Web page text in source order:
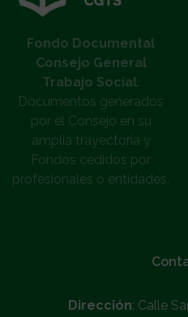
Fondo Documental
Consejo General
Trabajo Social.
Documentos generados
por el Consejo en su
amplia trayectoria y
Fondos cedidos por
profesionales o entidades.
Dirección: Calle